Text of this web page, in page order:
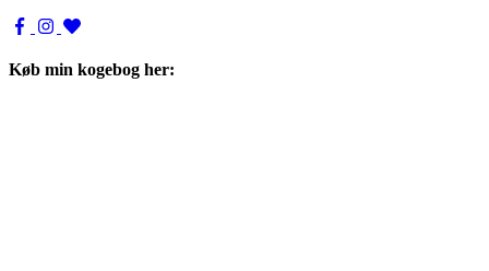
Køb min kogebog her: